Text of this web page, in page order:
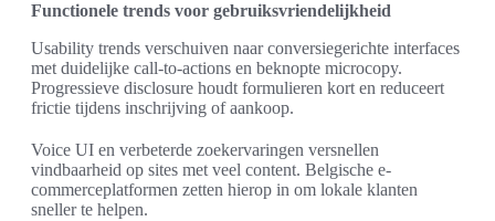
Functionele trends voor gebruiksvriendelijkheid
Usability trends verschuiven naar conversiegerichte interfaces
met duidelijke call-to-actions en beknopte microcopy.
Progressieve disclosure houdt formulieren kort en reduceert
frictie tijdens inschrijving of aankoop.
Voice UI en verbeterde zoekervaringen versnellen
vindbaarheid op sites met veel content. Belgische e-
commerceplatformen zetten hierop in om lokale klanten
sneller te helpen.